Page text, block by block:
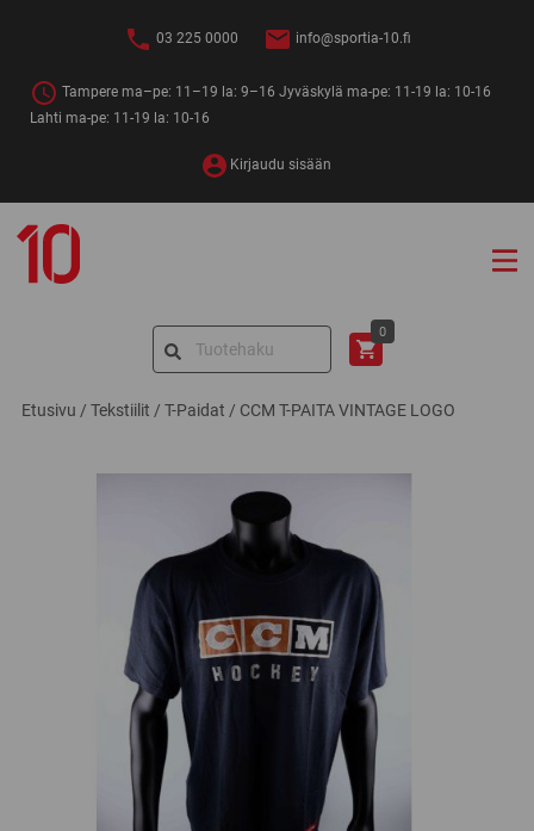
03 225 0000 info@sportia-10.fi
Tampere ma–pe: 11–19 la: 9–16 Jyväskylä ma-pe: 11-19 la: 10-16
Lahti ma-pe: 11-19 la: 10-16
Kirjaudu sisään
10
Search
0
Etusivu / Tekstiilit / T-Paidat / CCM T-PAITA VINTAGE LOGO